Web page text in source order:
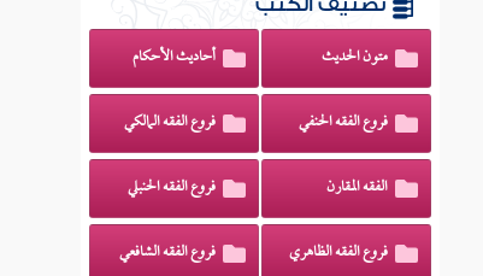
تصنيف الكتب
متون الحديث أحاديث الأحكام
فروع الفقه الحنفي فروع الفقه المالكي
الفقه المقارن فروع الفقه الحنبلي
فروع الفقه الظاهري فروع الفقه الشافعي